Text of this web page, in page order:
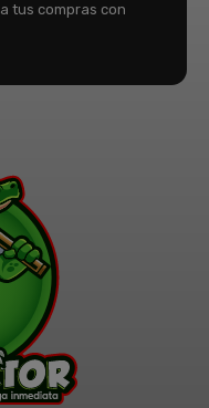
tus compras con